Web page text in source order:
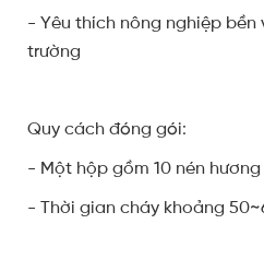
- Yêu thích nông nghiệp bền
trường
Quy cách đóng gói:
- Một hộp gồm 10 nén hương
- Thời gian cháy khoảng